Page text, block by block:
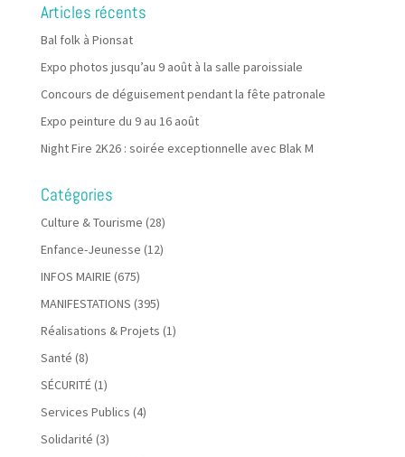
Articles récents
Bal folk à Pionsat
Expo photos jusqu’au 9 août à la salle paroissiale
Concours de déguisement pendant la fête patronale
Expo peinture du 9 au 16 août
Night Fire 2K26 : soirée exceptionnelle avec Blak M
Catégories
Culture & Tourisme (28)
Enfance-Jeunesse (12)
INFOS MAIRIE(675)
MANIFESTATIONS (395)
Réalisations & Projets (1)
Santé (8)
SÉCURITÉ(1)
Services Publics (4)
Solidarité (3)